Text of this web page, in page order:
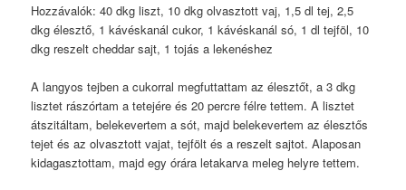
Hozzávalók: 40 dkg liszt, 10 dkg olvasztott vaj, 1,5 dl tej, 2,5
dkg élesztő, 1 kávéskanál cukor, 1 kávéskanál só, 1 dl tejföl, 10
dkg reszelt cheddar sajt, 1 tojás a lekenéshez
A langyos tejben a cukorral megfuttattam az élesztőt, a 3 dkg
lisztet rászórtam a tetejére és 20 percre félre tettem. A lisztet
átszitáltam, belekevertem a sót, majd belekevertem az élesztős
tejet és az olvasztott vajat, tejfölt és a reszelt sajtot. Alaposan
kidagasztottam, majd egy órára letakarva meleg helyre tettem.